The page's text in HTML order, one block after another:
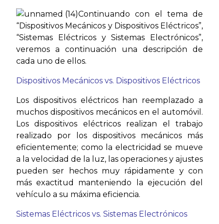
Continuando con el tema de
“Dispositivos Mecánicos y Dispositivos Eléctricos”,
“Sistemas Eléctricos y Sistemas Electrónicos”,
veremos a continuación una descripción de
cada uno de ellos.
Dispositivos Mecánicos vs. Dispositivos Eléctricos
Los dispositivos eléctricos han reemplazado a
muchos dispositivos mecánicos en el automóvil.
Los dispositivos eléctricos realizan el trabajo
realizado por los dispositivos mecánicos más
eficientemente; como la electricidad se mueve
a la velocidad de la luz, las operaciones y ajustes
pueden ser hechos muy rápidamente y con
más exactitud manteniendo la ejecución del
vehículo a su máxima eficiencia.
Sistemas Eléctricos vs. Sistemas Electrónicos